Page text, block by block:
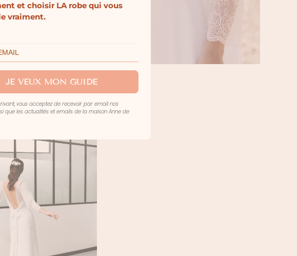
et choisir LA robe qui vous
vraiment.
JE VEUX MON GUIDE
vous acceptez de recevoir par email nos
que les actualités et emails de la maison Anne de